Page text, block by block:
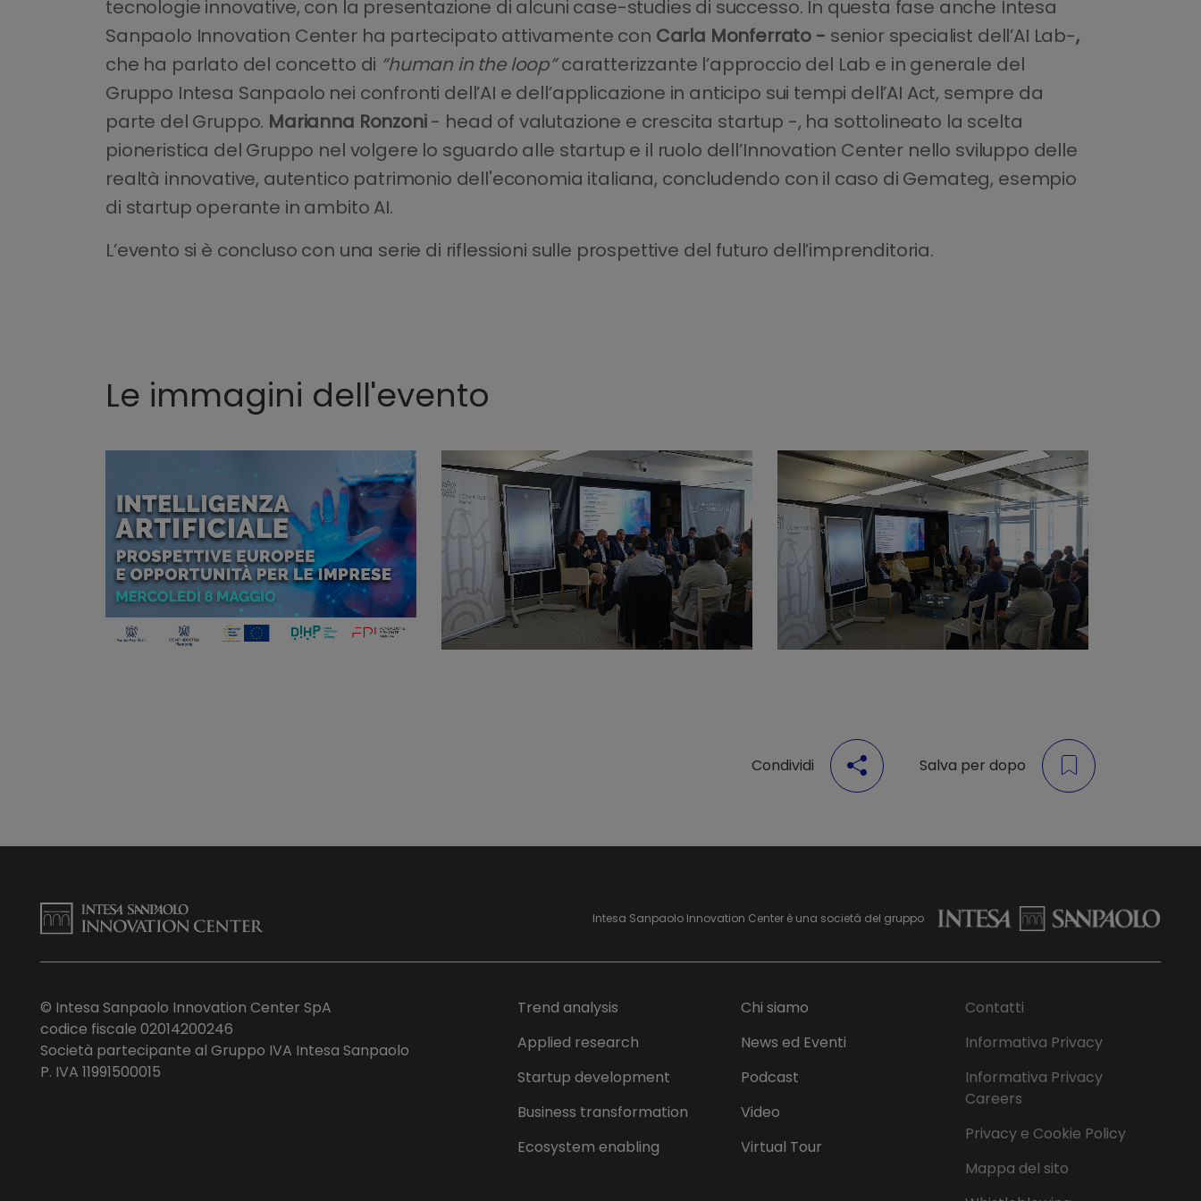
tecnologie innovative, con la presentazione di alcuni case-studies di successo. In questa fase anche Intesa
Sanpaolo Innovation Center ha partecipato attivamente con Carla Monferrato - senior specialist dell’AI Lab-,
che ha parlato del concetto di “human in the loop”caratterizzante l’approccio del Lab e in generale del
Gruppo Intesa Sanpaolo nei confronti dell’AI e dell’applicazione in anticipo sui tempi dell’AI Act, sempre da
parte del Gruppo. Marianna Ronzoni- head of valutazione e crescita startup -, ha sottolineato la scelta
pioneristica del Gruppo nel volgere lo sguardo alle startup e il ruolo dell’Innovation Center nello sviluppo delle
realtà innovative, autentico patrimonio dell'economia italiana, concludendo con il caso di Gemateg, esempio
di startup operante in ambito AI.
L’evento si è concluso con una serie di riflessioni sulle prospettive del futuro dell’imprenditoria.
Le immagini dell'evento
Condividi Salva per dopo
Intesa Sanpaolo Innovation Center è una società del gruppo
© Intesa Sanpaolo Innovation Center SpA
codice fiscale 02014200246
Società partecipante al Gruppo IVA Intesa Sanpaolo
P. IVA 11991500015
Trend analysis
Applied research
Startup development
Business transformation
Ecosystem enabling
Chi siamo
News ed Eventi
Podcast
Video
Virtual Tour
Contatti
Informativa Privacy
Informativa Privacy
Careers
Privacy e Cookie Policy
Mappa del sito